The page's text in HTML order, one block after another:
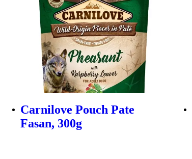
Carnilove Pouch Pate
Fasan, 300g